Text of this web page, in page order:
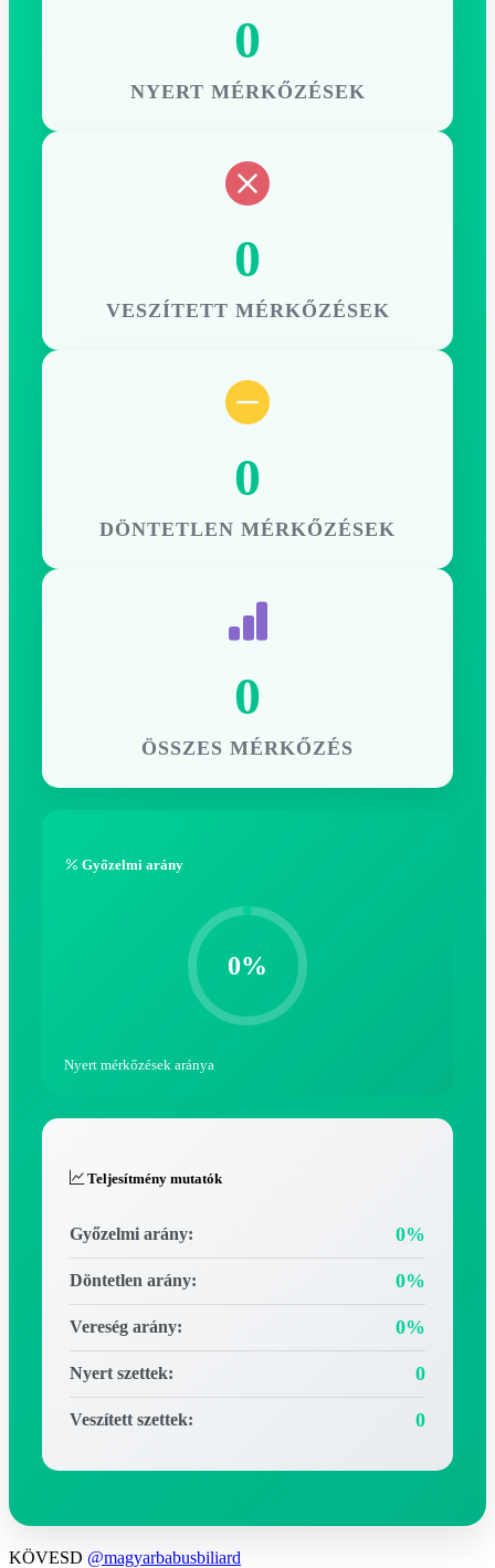
0
NYERT MÉRKŐZÉSEK
0
VESZÍTETT MÉRKŐZÉSEK
0
DÖNTETLEN MÉRKŐZÉSEK
0
ÖSSZES MÉRKŐZÉS
Győzelmi arány
0%
Nyert mérkőzések aránya
Teljesítmény mutatók
Győzelmi arány: 0%
Döntetlen arány: 0%
Vereség arány: 0%
Nyert szettek: 0
Veszített szettek: 0
KÖVESD @magyarbabusbiliard